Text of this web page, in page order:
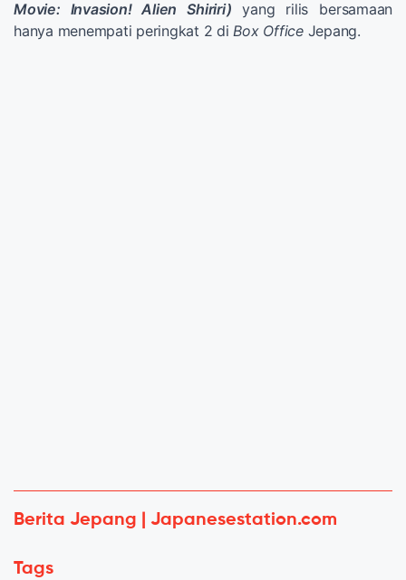
Movie: Invasion! Alien Shiriri) yang rilis bersamaan
hanya menempati peringkat 2 diBox OfficeJepang.
Berita Jepang | Japanesestation.com
Tags